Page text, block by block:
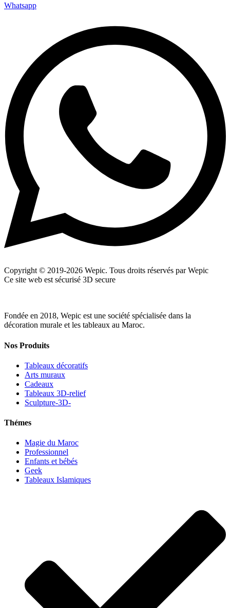
Whatsapp
Copyright © 2019-2026 Wepic. Tous droits réservés par Wepic
Ce site web est sécurisé 3D secure
Fondée en 2018, Wepic est une société spécialisée dans la
décoration murale et les tableaux au Maroc.
Nos Produits
Tableaux décoratifs
Arts muraux
Cadeaux
Tableaux 3D-relief
Sculpture-3D-
Thémes
Magie du Maroc
Professionnel
Enfants et bébés
Geek
Tableaux Islamiques